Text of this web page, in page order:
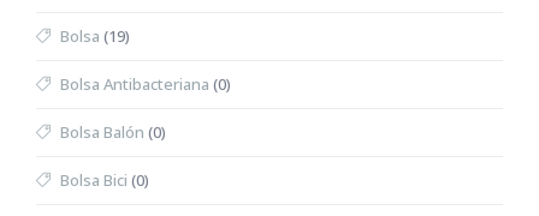
Bolsa (19)
Bolsa Antibacteriana (0)
Bolsa Balón (0)
Bolsa Bici (0)